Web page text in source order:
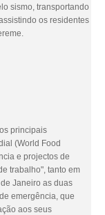
sismo, transportando
os residentes
principais
(World Food
e projectos de
trabalho", tanto em
Janeiro as duas
emergência, que
aos seus